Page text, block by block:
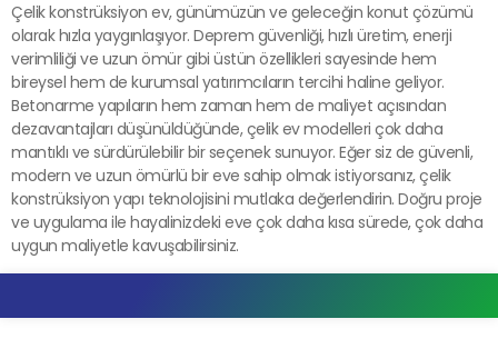
Çelik konstrüksiyon ev, günümüzün ve geleceğin konut çözümü
olarak hızla yaygınlaşıyor. Deprem güvenliği, hızlı üretim, enerji
verimliliği ve uzun ömür gibi üstün özellikleri sayesinde hem
bireysel hem de kurumsal yatırımcıların tercihi haline geliyor.
Betonarme yapıların hem zaman hem de maliyet açısından
dezavantajları düşünüldüğünde, çelik ev modelleri çok daha
mantıklı ve sürdürülebilir bir seçenek sunuyor. Eğer siz de güvenli,
modern ve uzun ömürlü bir eve sahip olmak istiyorsanız, çelik
konstrüksiyon yapı teknolojisini mutlaka değerlendirin. Doğru proje
ve uygulama ile hayalinizdeki eve çok daha kısa sürede, çok daha
uygun maliyetle kavuşabilirsiniz.